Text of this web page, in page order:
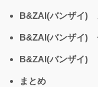
B&ZAI(バンザイ)
B&ZAI(バンザイ)
B&ZAI(バンザイ)
まとめ